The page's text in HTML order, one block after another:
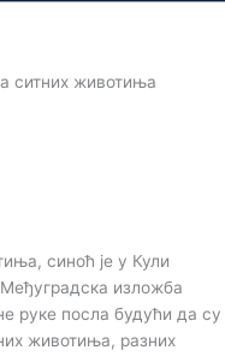
ситних животиња
синоћ је у Кули
изложба
руке посла будући да су
животиња, разних